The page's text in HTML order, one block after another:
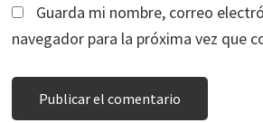
Guarda mi nombre, correo
navegador para la próxima vez que